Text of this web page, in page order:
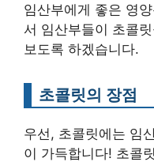
임산부에게 좋은 영
서 임산부들이 초콜
보도록 하겠습니다.
초콜릿의 장점
우선, 초콜릿에는 임
이 가득합니다! 초콜